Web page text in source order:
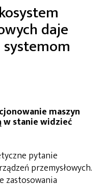
daje
maszyn
w stanie widzieć
pytanie
przemysłowych.
zastosowania